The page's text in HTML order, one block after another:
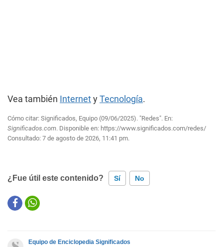
Vea también Internet y Tecnología.
Cómo citar: Significados, Equipo (09/06/2025). "Redes". En:
Significados.com. Disponible en: https://www.significados.com/redes/
Consultado: 7 de agosto de 2026, 11:41 pm.
¿Fue útil este contenido? Sí No
Este contenido contiene información incorrecta
Equipo de Enciclopedia Significados